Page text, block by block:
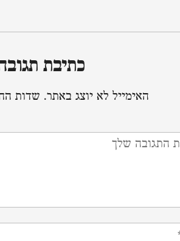
כתיבת
האימייל לא יוצג באתר. שדות